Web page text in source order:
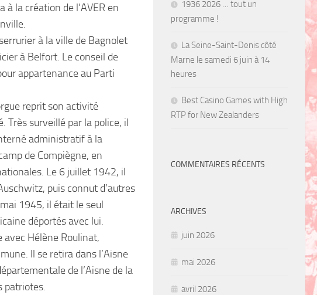
à la création de l’AVER en
à la ville de Bagnolet
à Belfort. Le conseil de
appartenance au Parti
reprit son activité
Très surveillé par la police, il
administratif à la
de Compiègne, en
Le 6 juillet 1942, il
puis connut d’autres
1945, il était le seul
déportés avec lui.
Hélène Roulinat,
Il se retira dans l’Aisne
de l’Aisne de la
patriotes.
1936 2026 … tout un
programme !
La Seine-Saint-Denis côté
Marne le samedi 6 juin à 14
heures
Best Casino Games with High
RTP for New Zealanders
COMMENTAIRES RÉCENTS
ARCHIVES
juin 2026
mai 2026
avril 2026